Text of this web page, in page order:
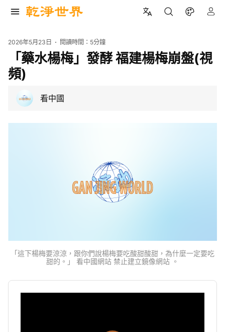
2026年5月23日 閱讀時間： 5分鐘
「藥水楊梅」發酵 福建楊梅崩盤(視
頻)
看中國
「這下楊梅要涼涼，跟你們說楊梅要吃酸甜酸甜，為什麼一定要吃
甜的。」 看中國網站 禁止建立鏡像網站 。